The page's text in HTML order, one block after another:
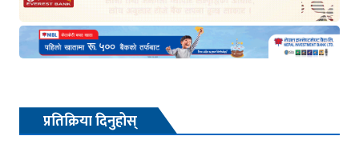
प्रतिक्रिया दिनुहोस्